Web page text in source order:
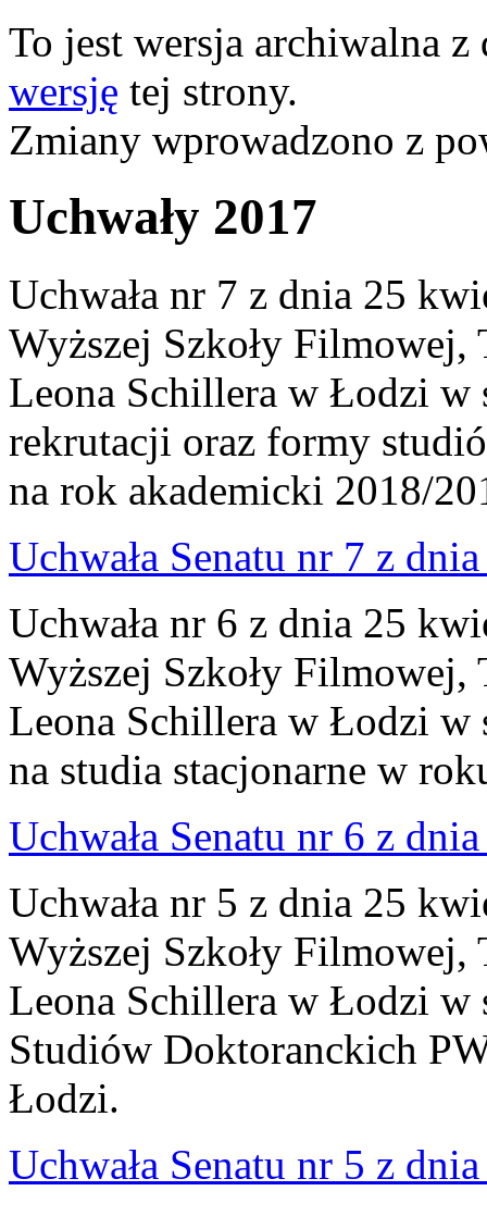
To jest wersja archiwalna
wersję tej strony.
Zmiany wprowadzono z
Uchwały 2017
Uchwała nr 7 z dnia 25
Wyższej Szkoły
Leona Schillera w Łodzi
rekrutacji oraz formy
na rok akademicki 2018/
Uchwała Senatu nr 7 z
Uchwała nr 6 z dnia 25
Wyższej Szkoły
Leona Schillera w Łodzi
na studia stacjonarne w
Uchwała Senatu nr 6 z
Uchwała nr 5 z dnia 25
Wyższej Szkoły
Leona Schillera w Łodzi w
Studiów Doktoranckich
Łodzi.
Uchwała Senatu nr 5 z